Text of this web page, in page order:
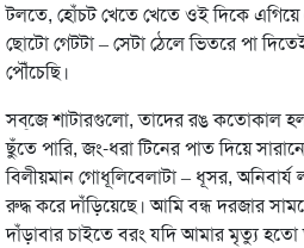
টলতে, হোঁচট খেতে খেতে ওই দিকে এগিয়ে
ছোটো গেটটা – সেটা ঠেলে ভিতরে পা
পৌঁচেছি।
সব্‌জে শাটারগুলো, তাদের রঙ কতোকাল হল
ছুঁতে পারি, জং-ধরা টিনের পাত দিয়ে
বিলীয়মান গোধূলিবেলাটা – ধূসর, অনিবার্য
রুদ্ধ করে দাঁড়িয়েছে। আমি বন্ধ দরজার
দাঁড়াবার চাইতে বরং যদি আমার মৃত্যু